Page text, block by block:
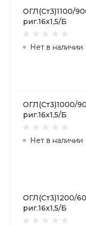
ОГЛ(Ст3)1100/
риг.16х1,5/Б
Нет в наличии
ОГЛ(Ст3)1000/
риг.16х1,5/Б
Нет в наличии
ОГЛ(Ст3)1200/
риг.16х1,5/Б